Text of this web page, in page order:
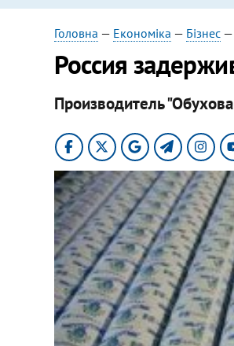
Головна — Економіка — Бізнес—
Россия
Производитель